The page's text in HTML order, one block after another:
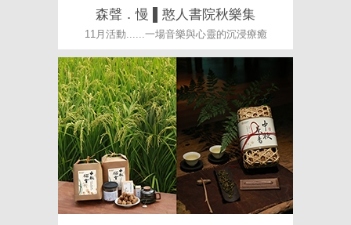
森聲．慢 ▌憨人書院秋樂集
11月活動......一場音樂與心靈的沉浸療癒